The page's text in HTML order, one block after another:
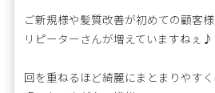
ご新規様や髪質改善が初めての顧客
リピーターさんが増えていますねぇ♪
回を重ねるほど綺麗にまとまりやすく